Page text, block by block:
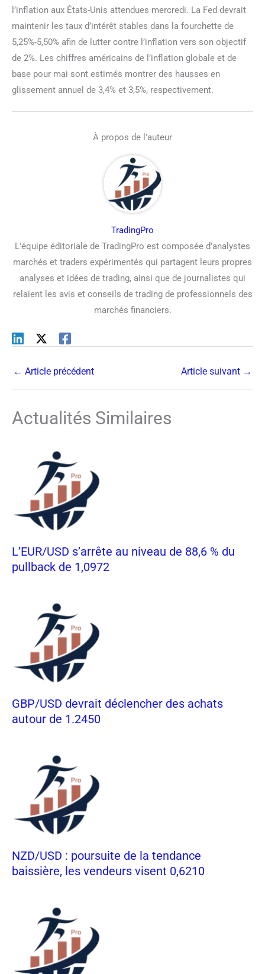
l’inflation aux États-Unis attendues mercredi. La Fed devrait
maintenir les taux d’intérêt stables dans la fourchette de
5,25%-5,50% afin de lutter contre l’inflation vers son objectif
de 2%. Les chiffres américains de l’inflation globale et de
base pour mai sont estimés montrer des hausses en
glissement annuel de 3,4% et 3,5%, respectivement.
À propos de l'auteur
TradingPro
L'équipe éditoriale de TradingPro est composée d'analystes
marchés et traders expérimentés qui partagent leurs propres
analyses et idées de trading, ainsi que de journalistes qui
relaient les avis et conseils de trading de professionnels des
marchés financiers.
← Article précédent Article suivant →
Actualités Similaires
L’EUR/USD s’arrête au niveau de 88,6 % du
pullback de 1,0972
GBP/USD devrait déclencher des achats
autour de 1.2450
NZD/USD : poursuite de la tendance
baissière, les vendeurs visent 0,6210